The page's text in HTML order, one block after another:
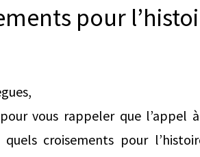
pour
vous rappeler que l’appel
croisements pour